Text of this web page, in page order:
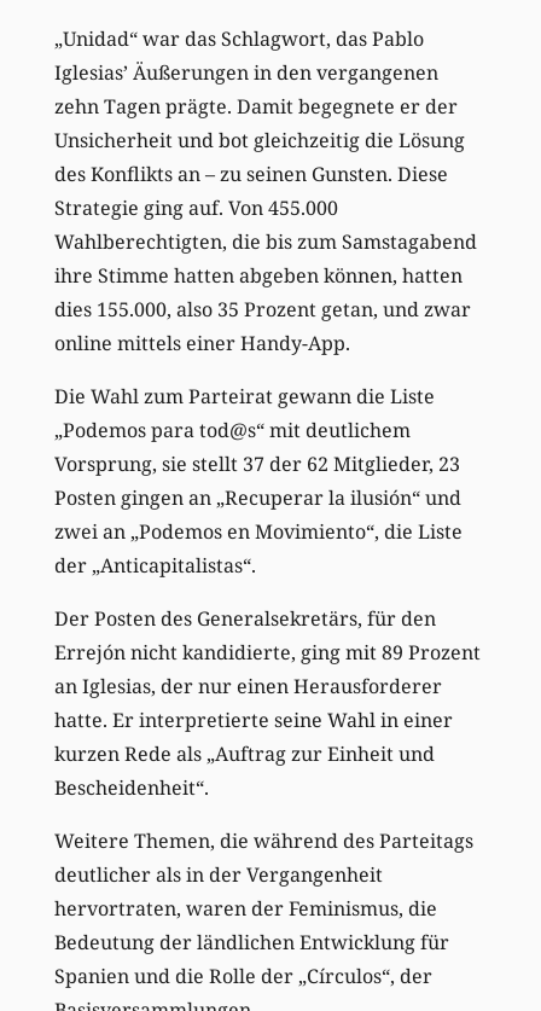
„Unidad“ war das Schlagwort, das Pablo
Iglesias’ Äußerungen in den vergangenen
zehn Tagen prägte. Damit begegnete er der
Unsicherheit und bot gleichzeitig die Lösung
des Konflikts an – zu seinen Gunsten. Diese
Strategie ging auf. Von 455.000
Wahlberechtigten, die bis zum Samstagabend
ihre Stimme hatten abgeben können, hatten
dies 155.000, also 35 Prozent getan, und zwar
online mittels einer Handy-App.
Die Wahl zum Parteirat gewann die Liste
„Podemos para tod@s“ mit deutlichem
Vorsprung, sie stellt 37 der 62 Mitglieder, 23
Posten gingen an „Recuperar la ilusión“ und
zwei an „Podemos en Movimiento“, die Liste
der „Anticapitalistas“.
Der Posten des Generalsekretärs, für den
Errejón nicht kandidierte, ging mit 89 Prozent
an Iglesias, der nur einen Herausforderer
hatte. Er interpretierte seine Wahl in einer
kurzen Rede als „Auftrag zur Einheit und
Bescheidenheit“.
Weitere Themen, die während des Parteitags
deutlicher als in der Vergangenheit
hervortraten, waren der Feminismus, die
Bedeutung der ländlichen Entwicklung für
Spanien und die Rolle der „Círculos“, der